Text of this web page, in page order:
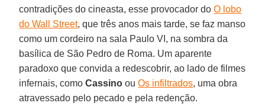
contradições do cineasta, esse provocador doO lobo
do Wall Street, que três anos mais tarde, se faz manso
como um cordeiro na sala Paulo VI, na sombra da
basílica de São Pedro de Roma. Um aparente
paradoxo que convida a redescobrir, ao lado de filmes
infernais, comoCassino ouOs infiltrados, uma obra
atravessado pelo pecado e pela redenção.